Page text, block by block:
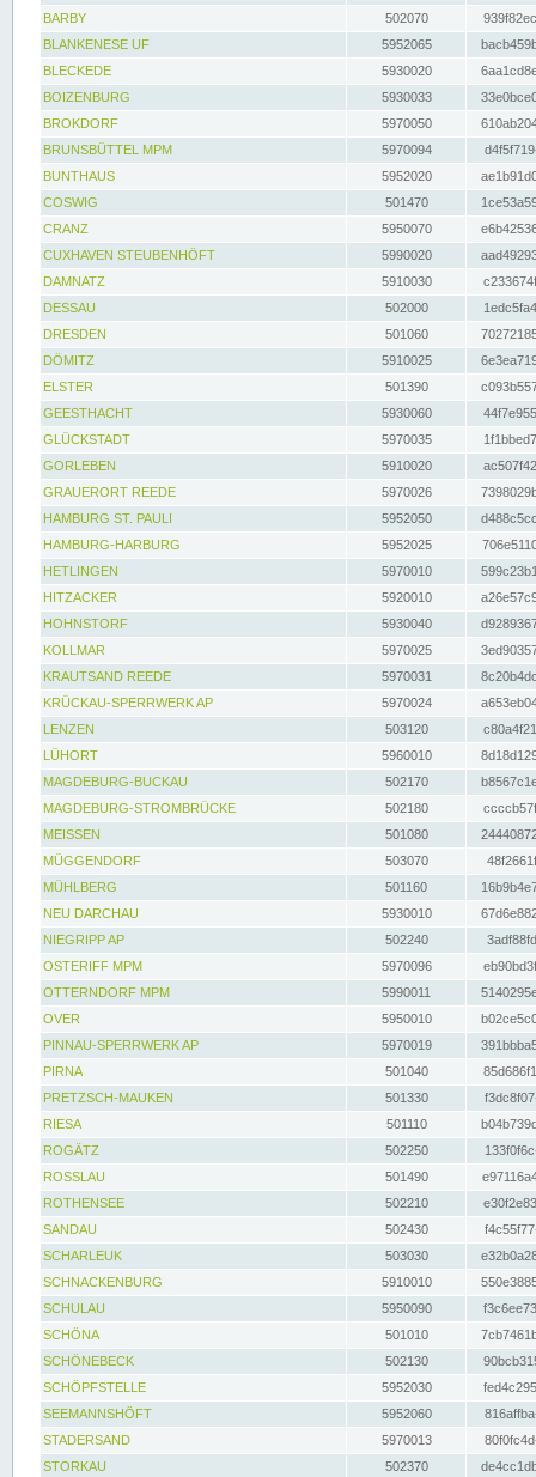
BARBY
502070
BLANKENESE UF
5952065
BLECKEDE
5930020
BOIZENBURG
5930033
BROKDORF
5970050
BRUNSBÜTTEL MPM
5970094
BUNTHAUS
5952020
COSWIG
501470
CRANZ
5950070
CUXHAVEN STEUBENHÖFT
5990020
DAMNATZ
5910030
DESSAU
502000
DRESDEN
501060
DÖMITZ
5910025
ELSTER
501390
GEESTHACHT
5930060
GLÜCKSTADT
5970035
GORLEBEN
5910020
GRAUERORT REEDE
5970026
HAMBURG ST. PAULI
5952050
HAMBURG-HARBURG
5952025
HETLINGEN
5970010
HITZACKER
5920010
HOHNSTORF
5930040
KOLLMAR
5970025
KRAUTSAND REEDE
5970031
KRÜCKAU-SPERRWERK AP
5970024
LENZEN
503120
LÜHORT
5960010
MAGDEBURG-BUCKAU
502170
MAGDEBURG-STROMBRÜCKE
502180
MEISSEN
501080
MÜGGENDORF
503070
MÜHLBERG
501160
NEU DARCHAU
5930010
NIEGRIPP AP
502240
OSTERIFF MPM
5970096
OTTERNDORF MPM
5990011
OVER
5950010
PINNAU-SPERRWERK AP
5970019
PIRNA
501040
PRETZSCH-MAUKEN
501330
RIESA
501110
ROGÄTZ
502250
ROSSLAU
501490
ROTHENSEE
502210
SANDAU
502430
SCHARLEUK
503030
SCHNACKENBURG
5910010
SCHULAU
5950090
SCHÖNA
501010
SCHÖNEBECK
502130
SCHÖPFSTELLE
5952030
SEEMANNSHÖFT
5952060
STADERSAND
5970013
STORKAU
502370